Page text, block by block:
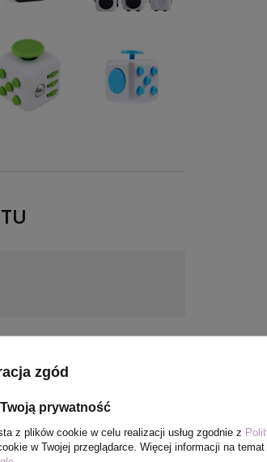
3,3 cm
zgód
prywatność
z plików cookie w celu realizacji usług zgodnie z
w Twojej przeglądarce. Więcej informacji na